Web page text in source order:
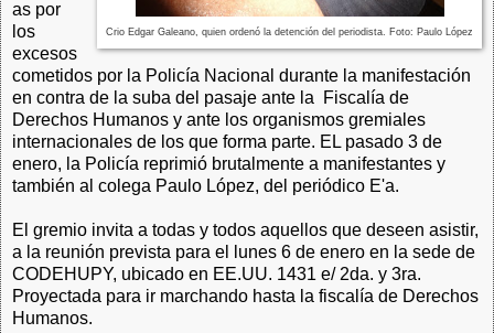
Crio Edgar Galeano, quien ordenó la detención del periodista. Foto: Paulo López
as por
los
excesos
cometidos por la Policía Nacional durante la manifestación
en contra de la suba del pasaje ante la Fiscalía de
Derechos Humanos y ante los organismos gremiales
internacionales de los que forma parte. EL pasado 3 de
enero, la Policía reprimió brutalmente a manifestantes y
también al colega Paulo López, del periódico E'a.
El gremio invita a todas y todos aquellos que deseen asistir,
a la reunión prevista para el lunes 6 de enero en la sede de
CODEHUPY, ubicado en EE.UU. 1431 e/ 2da. y 3ra.
Proyectada para ir marchando hasta la fiscalía de Derechos
Humanos.